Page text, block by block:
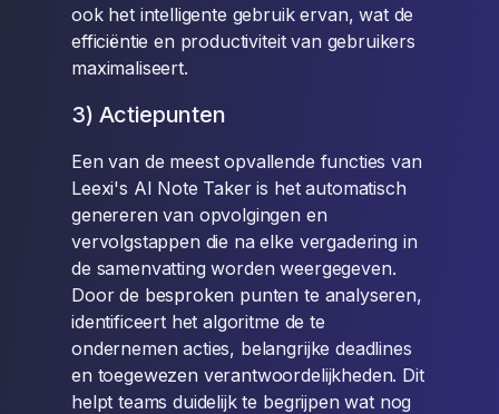
ook het intelligente gebruik ervan, wat de
efficiëntie en productiviteit van gebruikers
maximaliseert.
3) Actiepunten
Een van de meest opvallende functies van
Leexi's AI Note Taker is het automatisch
genereren van opvolgingen en
vervolgstappen die na elke vergadering in
de samenvatting worden weergegeven.
Door de besproken punten te analyseren,
identificeert het algoritme de te
ondernemen acties, belangrijke deadlines
en toegewezen verantwoordelijkheden. Dit
helpt teams duidelijk te begrijpen wat nog